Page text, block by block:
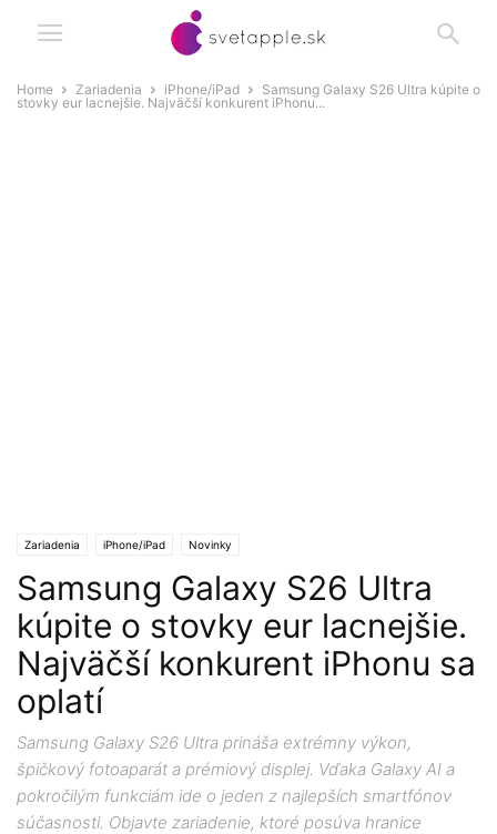
Home Zariadenia iPhone/iPad
Samsung Galaxy S26 Ultra kúpite o
stovky eur lacnejšie. Najväčší konkurent iPhonu...
Zariadenia iPhone/iPad Novinky
Samsung Galaxy S26 Ultra
kúpite o stovky eur lacnejšie.
Najväčší konkurent iPhonu sa
oplatí
Samsung Galaxy S26 Ultra prináša extrémny výkon,
špičkový fotoaparát a prémiový displej. Vďaka Galaxy AI a
pokročilým funkciám ide o jeden z najlepších smartfónov
súčasnosti. Objavte zariadenie, ktoré posúva hranice